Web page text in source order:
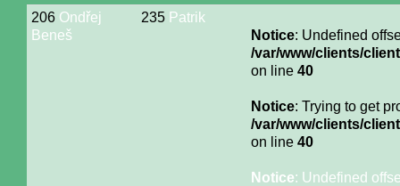
206 Ondřej
Beneš
235 Patrik
Notice: Undefined
/var/www/clients/
on line 40
Notice: Trying to get
/var/www/clients/
on line 40
Notice: Undefined